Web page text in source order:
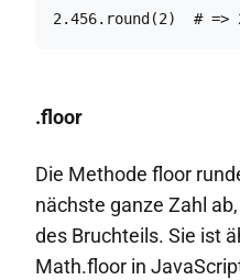
2.456.round(2)  # =>
.floor
Die Methode floor
nächste ganze Zahl
des Bruchteils. Sie ist
Math.floor in